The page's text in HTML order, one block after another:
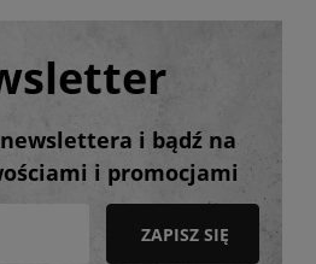
i bądź na
i promocjami
ZAPISZ SIĘ